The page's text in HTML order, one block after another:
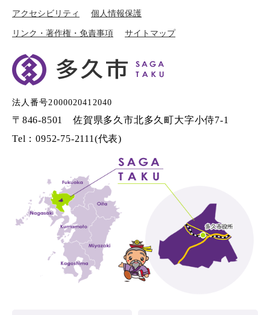
アクセシビリティ 個人情報保護
リンク・著作権・免責事項 サイトマップ
法人番号2000020412040
〒846-8501 佐賀県多久市北多久町大字小侍7-1
Tel：0952-75-2111(代表)